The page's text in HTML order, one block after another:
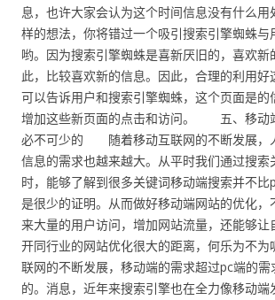
息，也许大家会认为这个时间信息没有什么用
样的想法，你将错过一个吸引搜索引擎蜘蛛与
哟。因为搜索引擎蜘蛛是喜新厌旧的，喜欢新
此，比较喜欢新的信息。因此，合理的利用好
可以告诉用户和搜索引擎蜘蛛，这个页面是的
增加这些新页面的点击和访问。 五、移动
必不可少的 随着移动互联网的不断发展，
信息的需求也越来越大。从平时我们通过搜索
时，能够了解到很多关键词移动端搜索并不
是很少的证明。从而做好移动端网站的优化，
来大量的用户访问，增加网站流量，还能够让
开同行业的网站优化很大的距离，何乐为不为
联网的不断发展，移动端的需求超过pc端的
的。消息，近年来搜索引擎也在全力像移动端